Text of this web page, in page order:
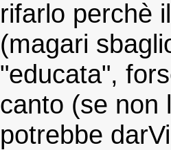
rifarlo perchè
(magari
"educata",
canto (se non
potrebbe